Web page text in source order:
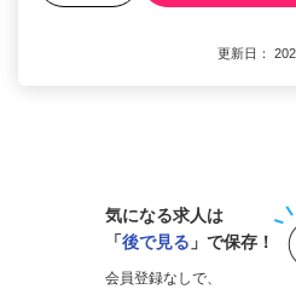
更新日：
気になる求人は
「後で見る 」で保存！
会員登録なしで、